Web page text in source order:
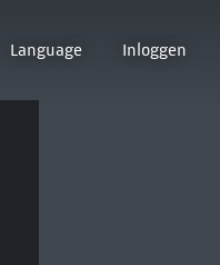
Language Inloggen